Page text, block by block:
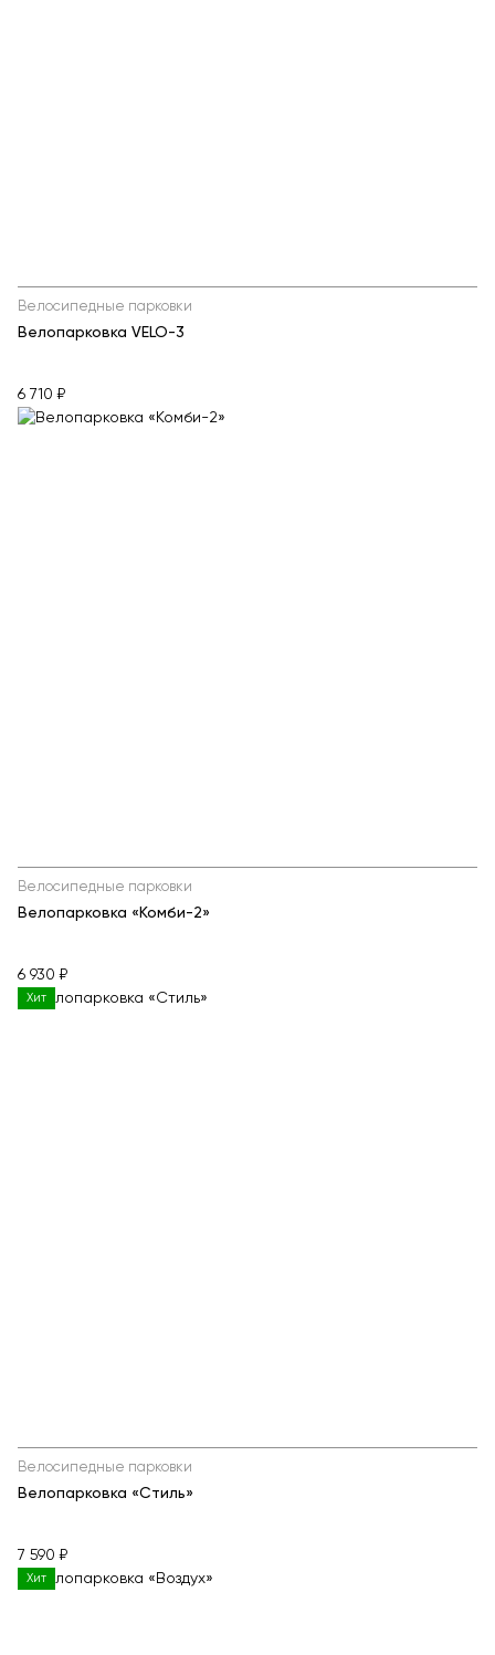
Велосипедные парковки
Велопарковка VELO-3
6 710 ₽
Велосипедные парковки
Велопарковка «Комби-2»
6 930 ₽
Хит
Велосипедные парковки
Велопарковка «Стиль»
7 590 ₽
Хит